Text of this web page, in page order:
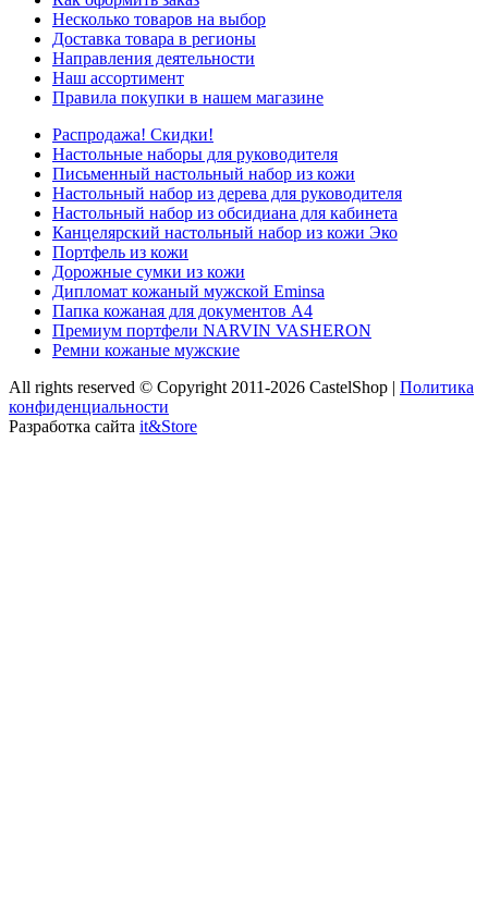
Несколько товаров на выбор
Доставка товара в регионы
Направления деятельности
Наш ассортимент
Правила покупки в нашем магазине
Распродажа! Скидки!
Настольные наборы для руководителя
Письменный настольный набор из кожи
Настольный набор из дерева для руководителя
Настольный набор из обсидиана для кабинета
Канцелярский настольный набор из кожи Эко
Портфель из кожи
Дорожные сумки из кожи
Дипломат кожаный мужской Eminsa
Папка кожаная для документов А4
Премиум портфели NARVIN VASHERON
Ремни кожаные мужские
All rights reserved © Copyright 2011-2026 CastelShop | Политика
конфиденциальности
Разработка сайта it&Store